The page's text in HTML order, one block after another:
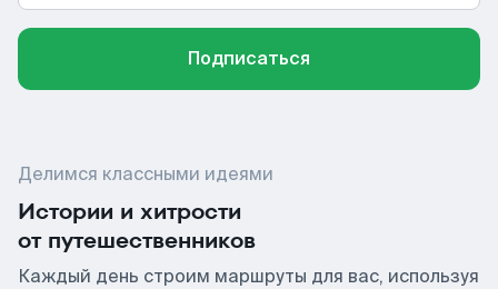
Подписаться
Делимся классными идеями
Истории и хитрости
от путешественников
Каждый день строим маршруты для вас, используя